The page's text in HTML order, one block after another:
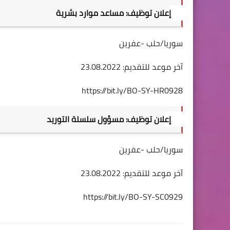
إعلان توظيف: مساعد موارد بشرية
سوريا/حلب -
آخر موعد للتقديم: 23.08.2022
https://bit.ly/BO-SY-HR0928
إعلان توظيف: مسؤول سلسلة التوريد
سوريا/حلب -
آخر موعد للتقديم: 23.08.2022
https://bit.ly/BO-SY-SC0929